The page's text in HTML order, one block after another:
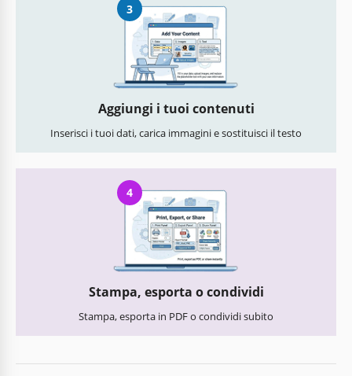
3
Aggiungi i tuoi contenuti
Inserisci i tuoi dati, carica immagini e sostituisci il testo
4
Stampa, esporta o condividi
Stampa, esporta in PDF o condividi subito